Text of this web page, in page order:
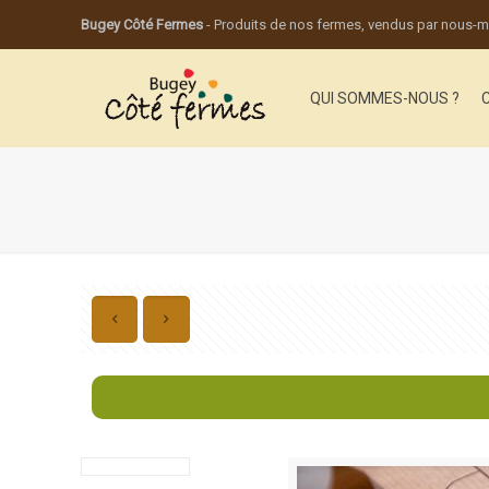
Bugey Côté Fermes - Produits de nos fermes, vendus par nous-
QUI SOMMES-NOUS ?